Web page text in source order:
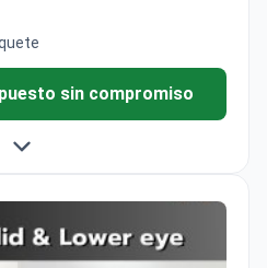
sin compromiso